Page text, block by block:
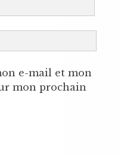
e-mail et mon
mon prochain